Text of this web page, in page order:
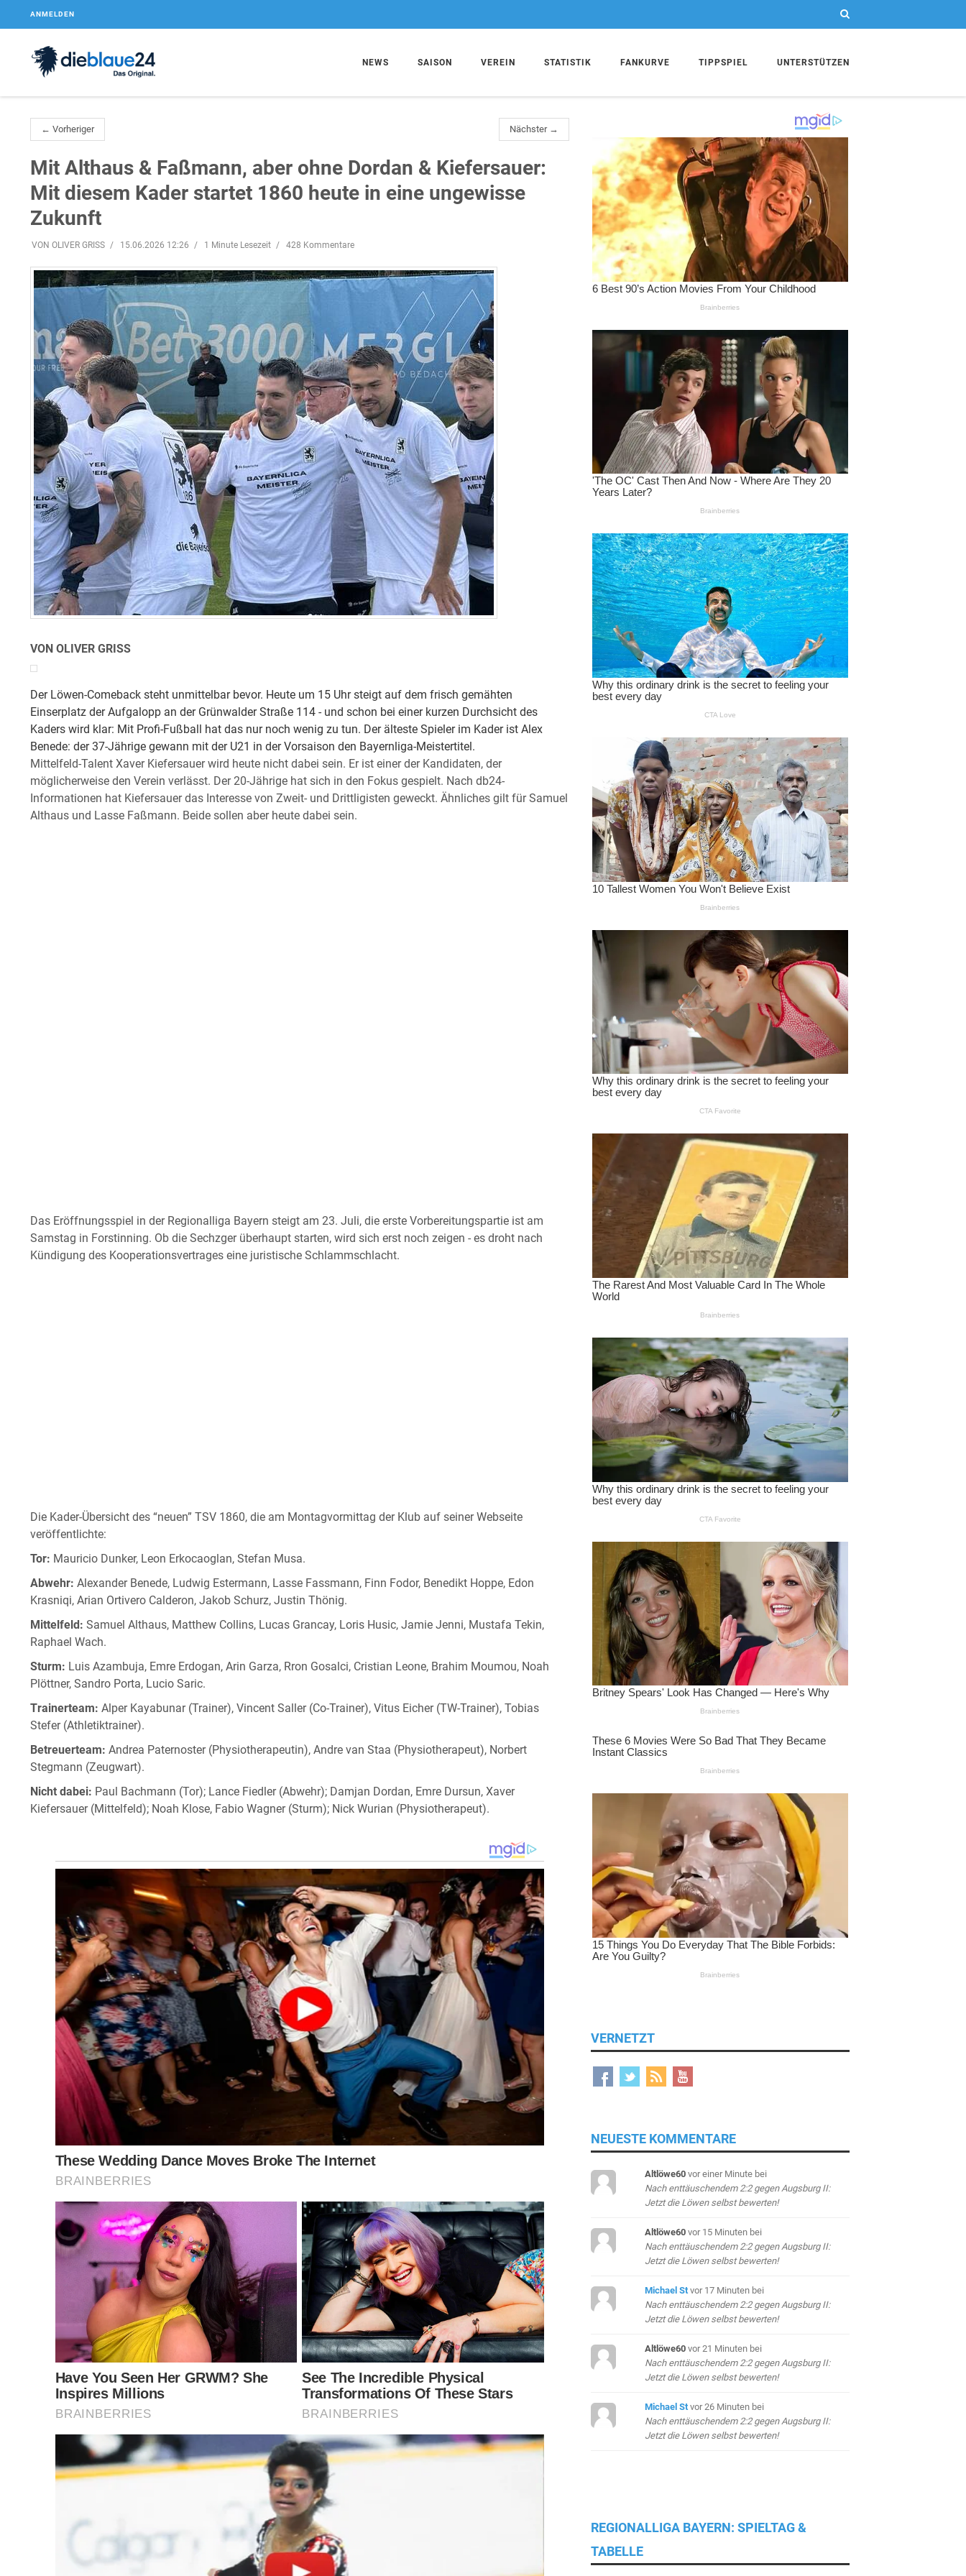
ANMELDEN
NEWS SAISON VEREIN STATISTIK FANKURVE TIPPSPIEL UNTERSTÜTZEN
← Vorheriger Nächster →
Mit Althaus & Faßmann, aber ohne Dordan & Kiefersauer:
Mit diesem Kader startet 1860 heute in eine ungewisse
Zukunft
VON OLIVER GRISS 15.06.2026 12:26 1 Minute Lesezeit 428 Kommentare
VON OLIVER GRISS
Der Löwen-Comeback steht unmittelbar bevor. Heute um 15 Uhr steigt auf dem frisch gemähten
Einserplatz der Aufgalopp an der Grünwalder Straße 114 - und schon bei einer kurzen Durchsicht des
Kaders wird klar: Mit Profi-Fußball hat das nur noch wenig zu tun. Der älteste Spieler im Kader ist Alex
Benede: der 37-Jährige gewann mit der U21 in der Vorsaison den Bayernliga-Meistertitel.
Mittelfeld-Talent Xaver Kiefersauer wird heute nicht dabei sein. Er ist einer der Kandidaten, der
möglicherweise den Verein verlässt. Der 20-Jährige hat sich in den Fokus gespielt. Nach db24-
Informationen hat Kiefersauer das Interesse von Zweit- und Drittligisten geweckt. Ähnliches gilt für Samuel
Althaus und Lasse Faßmann. Beide sollen aber heute dabei sein.
Das Eröffnungsspiel in der Regionalliga Bayern steigt am 23. Juli, die erste Vorbereitungspartie ist am
Samstag in Forstinning. Ob die Sechzger überhaupt starten, wird sich erst noch zeigen - es droht nach
Kündigung des Kooperationsvertrages eine juristische Schlammschlacht.
Die Kader-Übersicht des “neuen” TSV 1860, die am Montagvormittag der Klub auf seiner Webseite
veröffentlichte:
Tor: Mauricio Dunker, Leon Erkocaoglan, Stefan Musa.
Abwehr: Alexander Benede, Ludwig Estermann, Lasse Fassmann, Finn Fodor, Benedikt Hoppe, Edon
Krasniqi, Arian Ortivero Calderon, Jakob Schurz, Justin Thönig.
Mittelfeld: Samuel Althaus, Matthew Collins, Lucas Grancay, Loris Husic, Jamie Jenni, Mustafa Tekin,
Raphael Wach.
Sturm: Luis Azambuja, Emre Erdogan, Arin Garza, Rron Gosalci, Cristian Leone, Brahim Moumou, Noah
Plöttner, Sandro Porta, Lucio Saric.
Trainerteam: Alper Kayabunar (Trainer), Vincent Saller (Co-Trainer), Vitus Eicher (TW-Trainer), Tobias
Stefer (Athletiktrainer).
Betreuerteam: Andrea Paternoster (Physiotherapeutin), Andre van Staa (Physiotherapeut), Norbert
Stegmann (Zeugwart).
Nicht dabei: Paul Bachmann (Tor); Lance Fiedler (Abwehr); Damjan Dordan, Emre Dursun, Xaver
Kiefersauer (Mittelfeld); Noah Klose, Fabio Wagner (Sturm); Nick Wurian (Physiotherapeut).
VERNETZT
NEUESTE KOMMENTARE
Altlöwe60 vor einer Minutebei
Nach enttäuschendem 2:2 gegen Augsburg II:
Jetzt die Löwen selbst bewerten!
Altlöwe60 vor 15 Minuten bei
Nach enttäuschendem 2:2 gegen Augsburg II:
Jetzt die Löwen selbst bewerten!
Michael St vor 17 Minuten bei
Nach enttäuschendem 2:2 gegen Augsburg II:
Jetzt die Löwen selbst bewerten!
Altlöwe60 vor 21 Minuten bei
Nach enttäuschendem 2:2 gegen Augsburg II:
Jetzt die Löwen selbst bewerten!
Michael St vor 26 Minuten bei
Nach enttäuschendem 2:2 gegen Augsburg II:
Jetzt die Löwen selbst bewerten!
REGIONALLIGA BAYERN: SPIELTAG &
TABELLE